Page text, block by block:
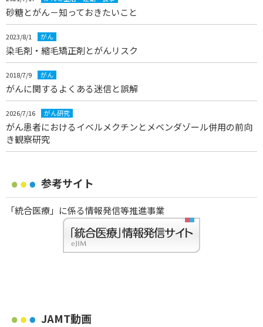
砂糖とがん－知っておきたいこと
2023/8/1 がん
染毛剤・縮毛矯正剤とがんリスク
2018/7/9 がん
がんに関するよくある迷信と誤解
2026/7/16 がん研究
がん患者におけるイベルメクチンとメベンダゾール併用の前向
き観察研究
参考サイト
「統合医療」に係る情報発信等推進事業
JAMT動画